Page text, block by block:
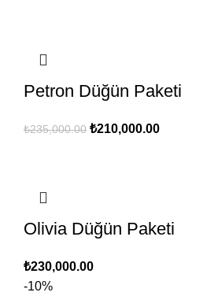
Petron Düğün Paketi
₺235,000.00 Orijinal
₺210,000.00Şu
Olivia Düğün Paketi
₺230,000.00
-10%